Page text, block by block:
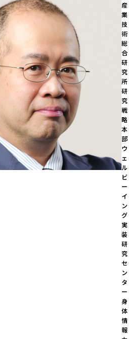
産
業
技
術
総
合
研
究
所
研
究
戦
略
本
部
ウ
ェ
ル
ビ
ー
イ
ン
グ
実
装
研
究
セ
ン
タ
ー
身
体
情
報